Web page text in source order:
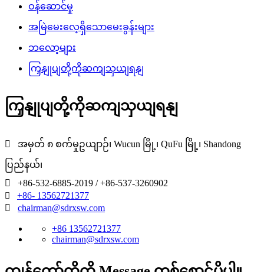
ဝန်ဆောင်မှု
အမြဲမေးလေ့ရှိသောမေးခွန်းများ
ဘလော့များ
ကြှနျုပျတို့ကိုဆကျသှယျရနျ
ကြှနျုပျတို့ကိုဆကျသှယျရနျ
 အမှတ် ၈ စက်မှုဥယျာဉ်၊ Wucun မြို့၊ QuFu မြို့၊ Shandong
ပြည်နယ်၊

+86-532-6885-2019 / +86-537-3260902

+86- 13562721377

chairman@sdrxsw.com
+86 13562721377
chairman@sdrxsw.com